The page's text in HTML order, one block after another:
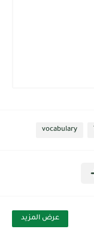
vocabulary
عرض المزيد